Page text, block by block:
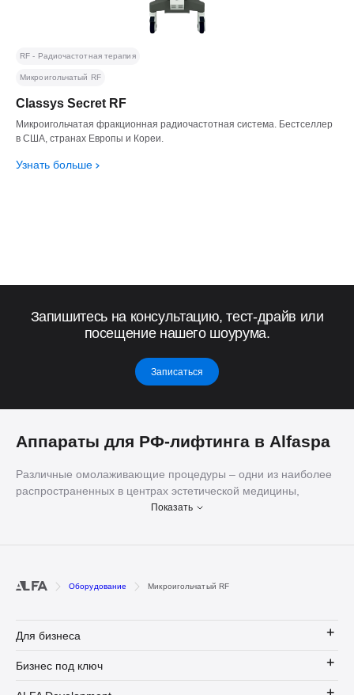
Classys Secret RF
Микроигольчатая фракционная радиочастотная система. Бестселлер
в США, странах Европы и Кореи.
Узнать больше
RF - Радиочастотная терапия
Микроигольчатый RF
Запишитесь на консультацию, тест-драйв или
посещение нашего шоурума.
Записаться
Аппараты для РФ-лифтинга в Alfaspa
Различные омолаживающие процедуры – одни из наиболее
распространенных в центрах эстетической медицины,
косметологических клиниках и салонах. Современные
южнокорейского производителя, поставляем оборудование
лифтинг и как он воздействует?
Показать
Оборудование Микроигольчатый RF
Для бизнеса
Бизнес под ключ